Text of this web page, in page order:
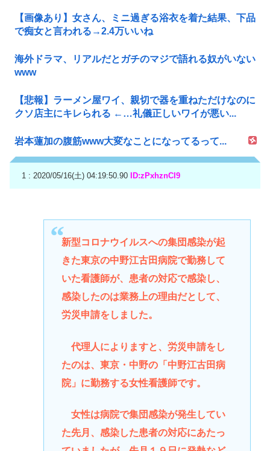
【画像あり】女さん、ミニ過ぎる浴衣を着た結果、下品
で痴女と言われる→2.4万いいね
海外ドラマ、リアルだとガチのマジで語れる奴がいない
www
【悲報】ラーメン屋ワイ、親切で器を重ねただけなのに
クソ店主にキレられる ←…礼儀正しいワイが悪い...
岩本蓮加の腹筋www大変なことになってるって...
1 : 2020/05/16(土) 04:19:50.90 ID:zPxhznCl9
新型コロナウイルスへの集団感染が起
きた東京の中野江古田病院で勤務して
いた看護師が、患者の対応で感染し、
感染したのは業務上の理由だとして、
労災申請をしました。
代理人によりますと、労災申請をし
たのは、東京・中野の「中野江古田病
院」に勤務する女性看護師です。
女性は病院で集団感染が発生してい
た先月、感染した患者の対応にあたっ